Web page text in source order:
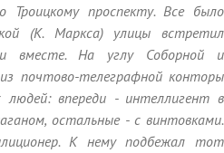
проспекту. Все было
(К. Маркса) улицы встретил
вместе. На углу Соборной и
почтово-телеграфной конторы
впереди - интеллигент в
остальные - с винтовками.
К нему подбежал тот